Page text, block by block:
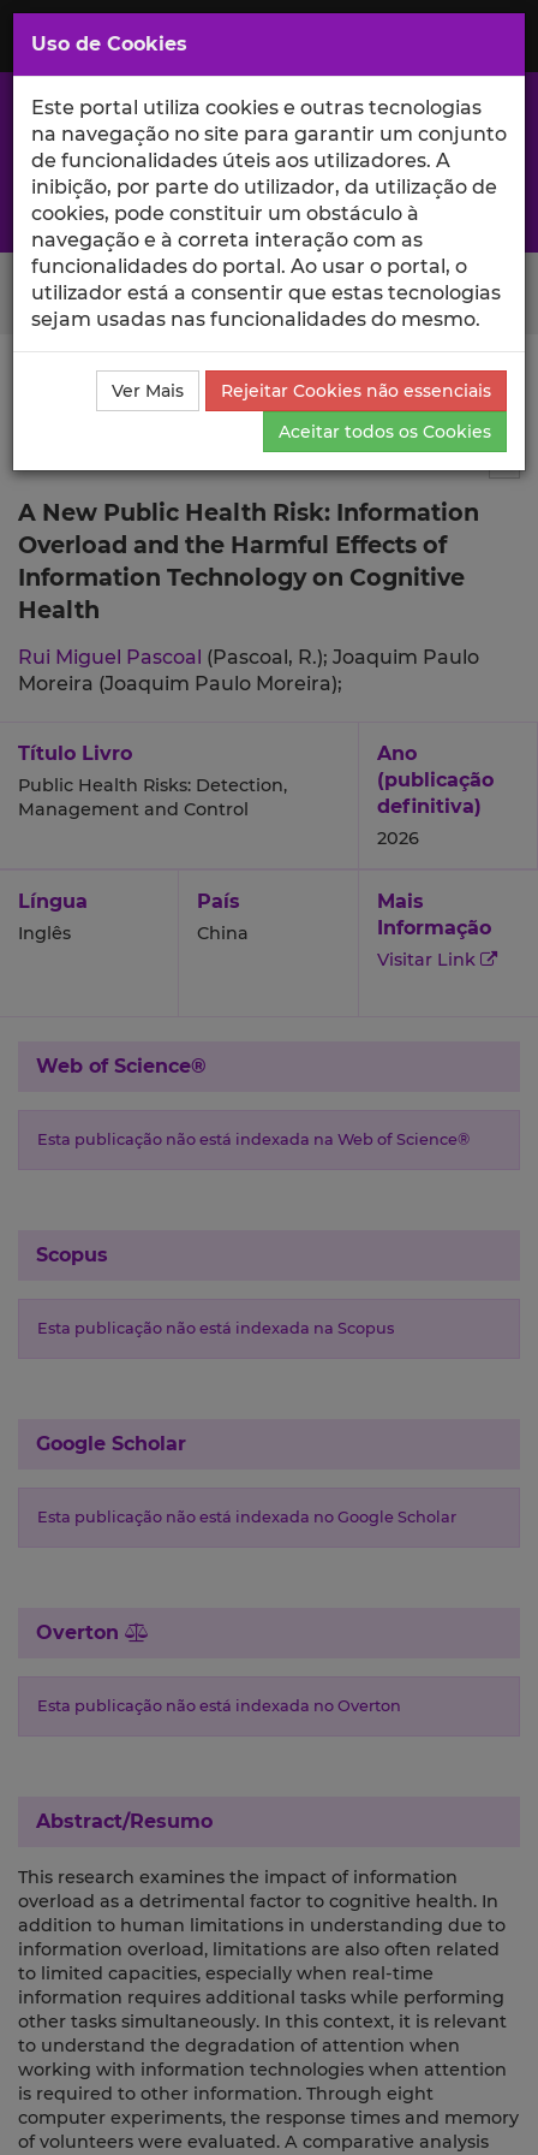
Saltar
para
Conteúdo
Principal
A excelência da investigação e ciência no Iscte
Search Button
Ciência_Iscte Publicações
Descrição Detalhada da
Publicação
A New Public Health Risk: Information
Overload and the Harmful Effects of
Information Technology on Cognitive
Health
Rui Miguel Pascoal (Pascoal, R.); Joaquim Paulo
Moreira (Joaquim Paulo Moreira);
Título Livro
Public Health Risks: Detection,
Management and Control
Ano
(publicação
definitiva)
2026
Língua
Inglês
País
China
Mais
Informação
Visitar Link
Web of Science®
Esta publicação não está indexada na Web of Science®
Scopus
Esta publicação não está indexada na Scopus
Google Scholar
Esta publicação não está indexada no Google Scholar
Overton
Esta publicação não está indexada no Overton
Abstract/Resumo
This research examines the impact of information
overload as a detrimental factor to cognitive health. In
addition to human limitations in understanding due to
information overload, limitations are also often related
to limited capacities, especially when real-time
information requires additional tasks while performing
other tasks simultaneously. In this context, it is relevant
to understand the degradation of attention when
working with information technologies when attention
is required to other information. Through eight
computer experiments, the response times and memory
of volunteers were evaluated. A comparative analysis
Uso de Cookies
Este portal utiliza cookies e outras tecnologias
na navegação no site para garantir um conjunto
de funcionalidades úteis aos utilizadores. A
inibição, por parte do utilizador, da utilização de
cookies, pode constituir um obstáculo à
navegação e à correta interação com as
funcionalidades do portal. Ao usar o portal, o
utilizador está a consentir que estas tecnologias
sejam usadas nas funcionalidades do mesmo.
Ver Mais
Rejeitar Cookies não essenciais
Aceitar todos os Cookies